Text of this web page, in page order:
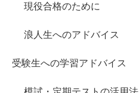
現役合格のために
浪人生へのアドバイス
受験生への学習アドバイス